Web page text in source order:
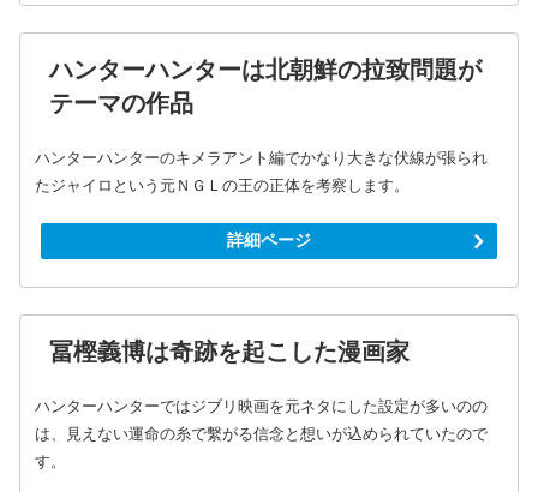
ハンターハンターは北朝鮮の拉致問題が
テーマの作品
ハンターハンターのキメラアント編でかなり大きな伏線が張られ
たジャイロという元ＮＧＬの王の正体を考察します。
詳細ページ
冨樫義博は奇跡を起こした漫画家
ハンターハンターではジブリ映画を元ネタにした設定が多いのの
は、見えない運命の糸で繫がる信念と想いが込められていたので
す。